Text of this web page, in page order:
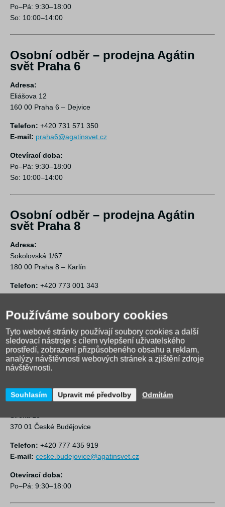
Po–Pá: 9:30–18:00
So: 10:00–14:00
Osobní odběr – prodejna Agátin
svět Praha 6
Adresa:
Eliášova 12
160 00 Praha 6 – Dejvice
Telefon: +420 731 571 350
E-mail: praha6@agatinsvet.cz
Otevírací doba:
Po–Pá: 9:30–18:00
So: 10:00–14:00
Osobní odběr – prodejna Agátin
svět Praha 8
Adresa:
Sokolovská 1/67
180 00 Praha 8 – Karlín
Telefon: +420 773 001 343
Otevírací doba:
Po–Pá: 9:30–18:00
So: 10:00–14:00
Osobní odběr – prodejna Agátin
svět České Budějovice
370 01 České Budějovice
Telefon: +420 777 435 919
E-mail: ceske.budejovice@agatinsvet.cz
Otevírací doba:
Po–Pá: 9:30–18:00
Používáme soubory cookies
Tyto webové stránky používají soubory cookies a další
sledovací nástroje s cílem vylepšení uživatelského
prostředí, zobrazení přizpůsobeného obsahu a reklam,
analýzy návštěvnosti webových stránek a zjištění zdroje
návštěvnosti.
Souhlasím Upravit mé předvolby Odmítám